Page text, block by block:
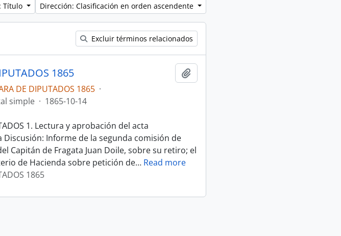
Título Dirección: Clasificación en orden ascendente
Excluir términos relacionados
1865
DE DIPUTADOS 1865 ·
simple · 1865-10-14
1. Lectura y aprobación del acta
Informe de la segunda comisión de
Capitán de Fragata Juan Doile, sobre su retiro; el
de Hacienda sobre petición de… Read more
1865